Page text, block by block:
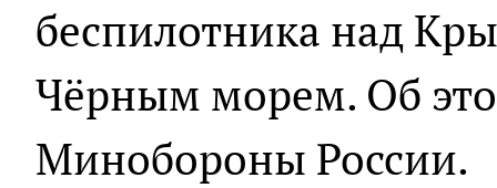
беспилотника над
Чёрным морем. Об
Минобороны России.